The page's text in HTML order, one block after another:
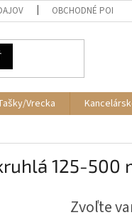
OBCHODNÉ
Vrecka
125-500
Zvoľte